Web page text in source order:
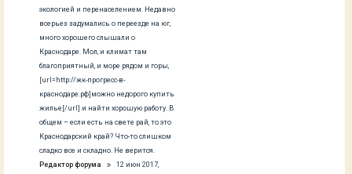
экологией и перенаселением. Недавно
всерьез задумались о переезде на юг,
много хорошего слышали о
Краснодаре. Мол, и климат там
благоприятный, и море рядом и горы,
[url=http://жк-прогресс-в-
краснодаре.рф]можно недорого купить
жилье[/url] и найти хорошую работу. В
общем – если есть на свете рай, то это
Краснодарский край? Что-то слишком
сладко все и складно. Не верится.
Редактор форума
12 июн 2017,